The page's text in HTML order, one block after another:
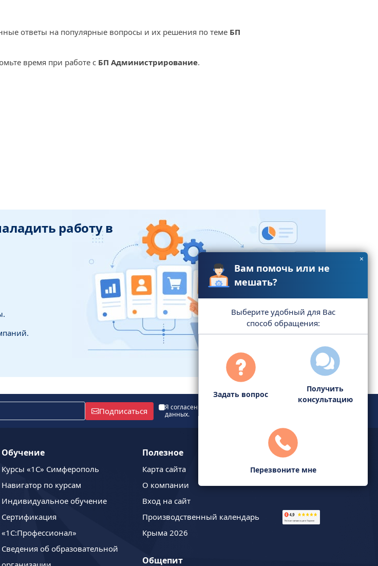
ответы на популярные вопросы и их решения по теме БП
время при работе с БП Администрирование.
работу в
Подписаться Я согласен с
данных.
Обучение
Курсы «1С» Симферополь
Навигатор по курсам
Индивидуальное обучение
Сертификация
«1С:Профессионал»
Сведения об образовательной
Полезное
Карта сайта
О компании
Вход на сайт
Производственный календарь
Крыма 2026
Общепит
×
Вам помочь или не
мешать?
Выберите удобный для Вас
способ обращения:
Задать вопрос
Получить
консультацию
Перезвоните мне